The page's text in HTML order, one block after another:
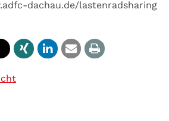
dachau.de/lastenradsharing